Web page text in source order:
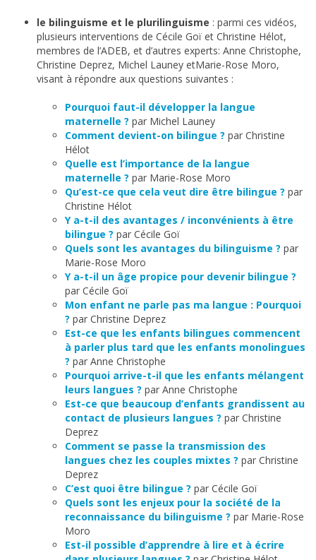
le bilinguisme et le plurilinguisme : parmi ces vidéos,
plusieurs interventions de Cécile Goï et Christine Hélot,
membres de l’ADEB, et d’autres experts: Anne Christophe,
Christine Deprez, Michel Launey etMarie-Rose Moro,
visant à répondre aux questions suivantes :
Pourquoi faut-il développer la langue
maternelle ? par Michel Launey
Comment devient-on bilingue ? par Christine
Hélot
Quelle est l’importance de la langue
maternelle ? par Marie-Rose Moro
Qu’est-ce que cela veut dire être bilingue ? par
Christine Hélot
Y a-t-il des avantages / inconvénients à être
bilingue ? par Cécile Goï
Quels sont les avantages du bilinguisme ? par
Marie-Rose Moro
Y a-t-il un âge propice pour devenir bilingue ?
par Cécile Goï
Mon enfant ne parle pas ma langue : Pourquoi
? par Christine Deprez
Est-ce que les enfants bilingues commencent
à parler plus tard que les enfants monolingues
? par Anne Christophe
Pourquoi arrive-t-il que les enfants mélangent
leurs langues ? par Anne Christophe
Est-ce que beaucoup d’enfants grandissent au
contact de plusieurs langues ? par Christine
Deprez
Comment se passe la transmission des
langues chez les couples mixtes ? par Christine
Deprez
C’est quoi être bilingue ? par Cécile Goï
Quels sont les enjeux pour la société de la
reconnaissance du bilinguisme ? par Marie-Rose
Moro
Est-il possible d’apprendre à lire et à écrire